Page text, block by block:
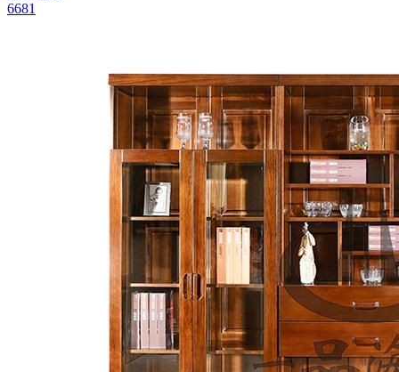
6681